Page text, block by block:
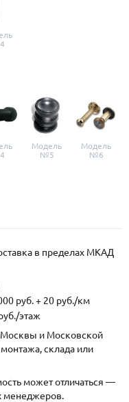
Модель
№5
Модель
№6
в пределах МКАД
руб. + 20 руб./км
этаж
Москвы и Московской
склада или
может отличаться —
менеджеров.